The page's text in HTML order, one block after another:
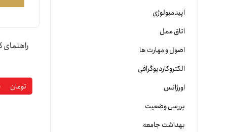
اپیدمیولوژی
اتاق عمل
اصول و مهارت ها
الکتروکاردیوگرافی
اورژانس
بررسی وضعیت
بهداشت جامعه
راهنمای
تومان